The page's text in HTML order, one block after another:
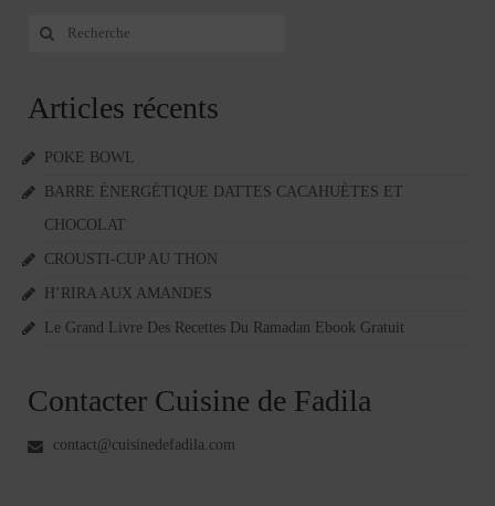
Rechercher
Articles récents
POKE BOWL
BARRE ÉNERGÉTIQUE DATTES CACAHUÈTES ET
CHOCOLAT
CROUSTI-CUP AU THON
H’RIRA AUX AMANDES
Le Grand Livre Des Recettes Du Ramadan Ebook Gratuit
Contacter Cuisine de Fadila
contact@cuisinedefadila.com